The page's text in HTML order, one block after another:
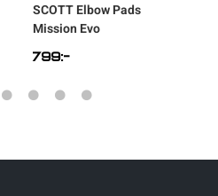
SCOTTElbow Pads
Mission Evo
799:-